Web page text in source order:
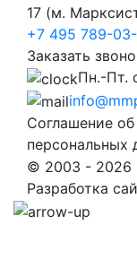
17 (м.
+7 495 789-
Заказать
Пн.-Пт.
Соглашение
© 2003 - 2026
Разработка